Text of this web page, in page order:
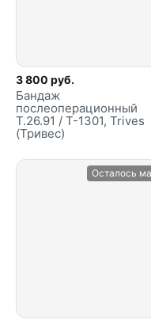
3 800 руб.
Бандаж
послеоперационный
Т.26.91 / Т-1301, Trives
(Тривес)
Осталось